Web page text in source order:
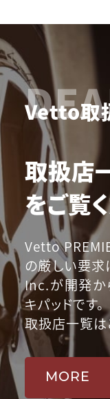
Vetto取
取扱店
をご覧
Vetto
の厳しい要求
Inc.が開発か
キパッドです。
取扱店一覧は
MORE